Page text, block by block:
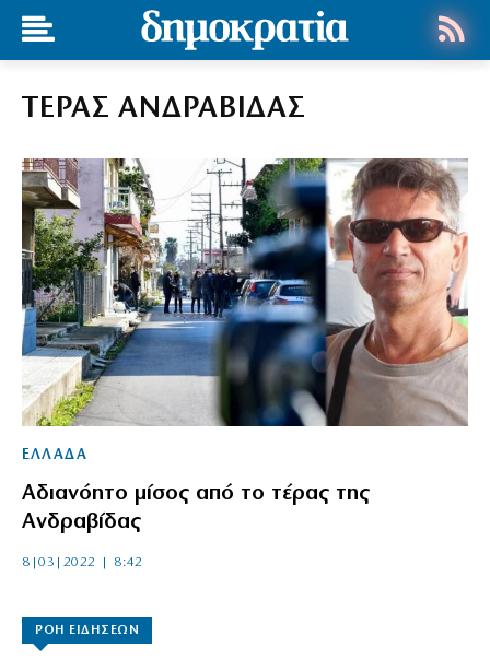
ΤΕΡΑΣ ΑΝΔΡΑΒΙΔΑΣ
ΕΛΛΑΔΑ
Αδιανόητο μίσος από το τέρας της
Ανδραβίδας
8|03|2022 | 8:42
ΡΟΗ ΕΙΔΗΣΕΩΝ